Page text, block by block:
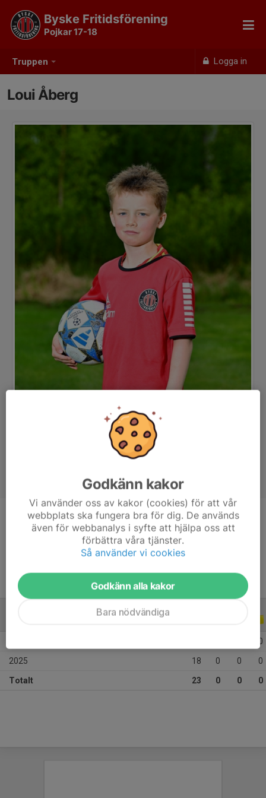
Truppen Logga in
Byske Fritidsförening
Pojkar 17-18
Loui Åberg
Position
-
8 år
0
2025 18 0 0 0
Totalt 23 0 0 0
Godkänn kakor
Vi använder oss av kakor (cookies) för att vår
webbplats ska fungera bra för dig. De används
även för webbanalys i syfte att hjälpa oss att
förbättra våra tjänster.
Så använder vi cookies
Godkänn alla kakor
Bara nödvändiga